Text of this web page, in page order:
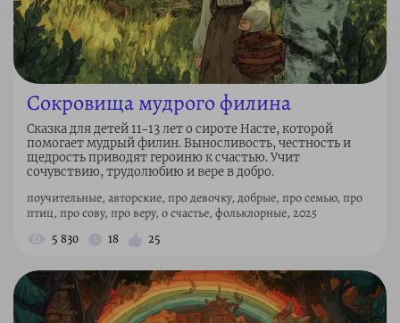
Сокровища мудрого филина
Сказка для детей 11–13 лет о сироте Насте, которой
помогает мудрый филин. Выносливость, честность и
щедрость приводят героиню к счастью. Учит
сочувствию, трудолюбию и вере в добро.
поучительные, авторские, про девочку, добрые, про семью, про
птиц, про сову, про веру, о счастье, фольклорные, 2025
5 830 18 25